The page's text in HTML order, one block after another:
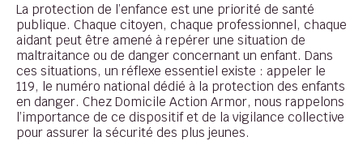
La protection de l’enfance est une priorité de santé
publique. Chaque citoyen, chaque professionnel, chaque
aidant peut être amené à repérer une situation de
maltraitance ou de danger concernant un enfant. Dans
ces situations, un réflexe essentiel existe : appeler le
119, le numéro national dédié à la protection des enfants
en danger. Chez Domicile Action Armor, nous rappelons
l’importance de ce dispositif et de la vigilance collective
pour assurer la sécurité des plus jeunes.